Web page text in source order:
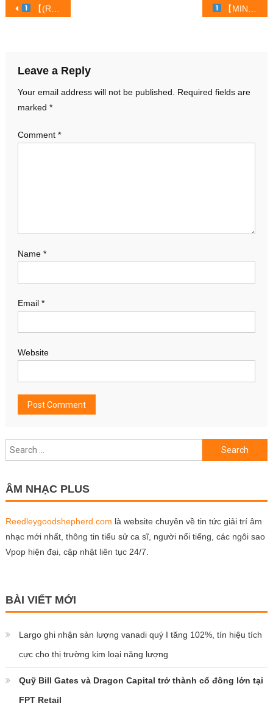
Post
【(Roblox) TÔI ĐÃ NÂNG CẤP TỘC NGƯỜI V3 VÀ TỘC THIÊN THẦN V3 TRÁI CÂY BLOX】 ™ 【MINI WORLD SINH TỒN * TẬP 1
Leave a Reply
Your email address will not be published.
Required fields are
marked *
Comment *
Name *
Email *
Website
Search
for:
ÂM NHẠC PLUS
Reedleygoodshepherd.com là website chuyên về tin tức giải trí âm
nhạc mới nhất, thông tin tiểu sử ca sĩ, người nổi tiếng, các ngôi sao
Vpop hiện đại, cập nhật liên tục 24/7.
BÀI VIẾT MỚI
Largo ghi nhận sản lượng vanadi quý I tăng 102%, tín hiệu tích
cực cho thị trường kim loại năng lượng
Quỹ Bill Gates và Dragon Capital trở thành cổ đông lớn tại
FPT Retail